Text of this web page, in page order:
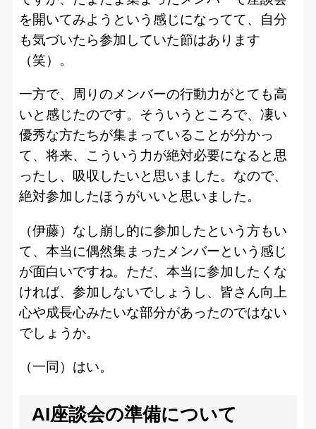
を開いてみようという感じになってて、自分
も気づいたら参加していた節はあります
（笑）。
一方で、周りのメンバーの行動力がとても高
いと感じたのです。そういうところで、凄い
優秀な方たちが集まっていることが分かっ
て、将来、こういう力が絶対必要になると思
ったし、吸収したいと思いました。なので、
絶対参加したほうがいいと思いました。
（伊藤）なし崩し的に参加したという方もい
て、本当に偶然集まったメンバーという感じ
が面白いですね。ただ、本当に参加したくな
ければ、参加しないでしょうし、皆さん向上
心や成長心みたいな部分があったのではない
でしょうか。
（一同）はい。
AI座談会の準備について